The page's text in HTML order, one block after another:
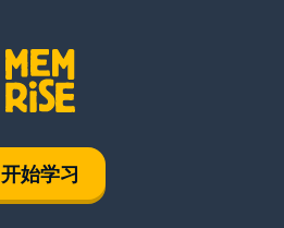
开始学习